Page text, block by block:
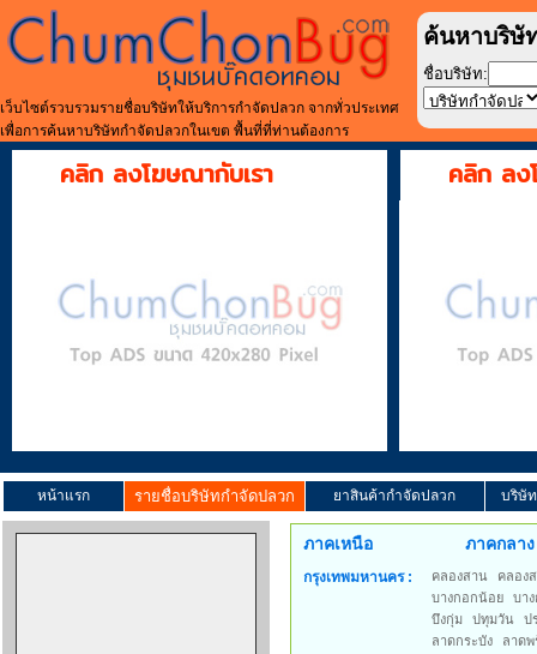
เว็บไซต์รวบรวมรายชื่อบริษัทให้บริการกำจัดปลวก จากทั่วประเทศ
เพื่อการค้นหาบริษัทกำจัดปลวกในเขต พื้นที่ที่ท่านต้องการ
ค้นหาบริษั
ชื่อบริษัท:
คลิก ลงโฆษณากับเรา คลิก ลง
หน้าแรก รายชื่อบริษัทกำจัดปลวก ยาสินค้ากำจัดปลวก บริษั
ภาคเหนือ ภาคกลาง
กรุงเทพมหานคร : คลองสาน
คลอง
บางกอกน้อย
บา
บึงกุ่ม
ปทุมวัน
ป
ลาดกระบัง
ลาดพ